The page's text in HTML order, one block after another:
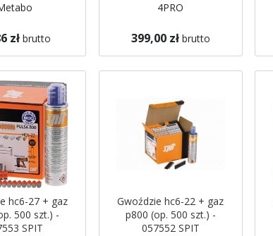
zł brutto
4PRO
399,00 zł brutto
hc6-27 + gaz
500 szt.) -
SPIT
Gwoździe hc6-22 + gaz
p800 (op. 500 szt.) -
057552 SPIT